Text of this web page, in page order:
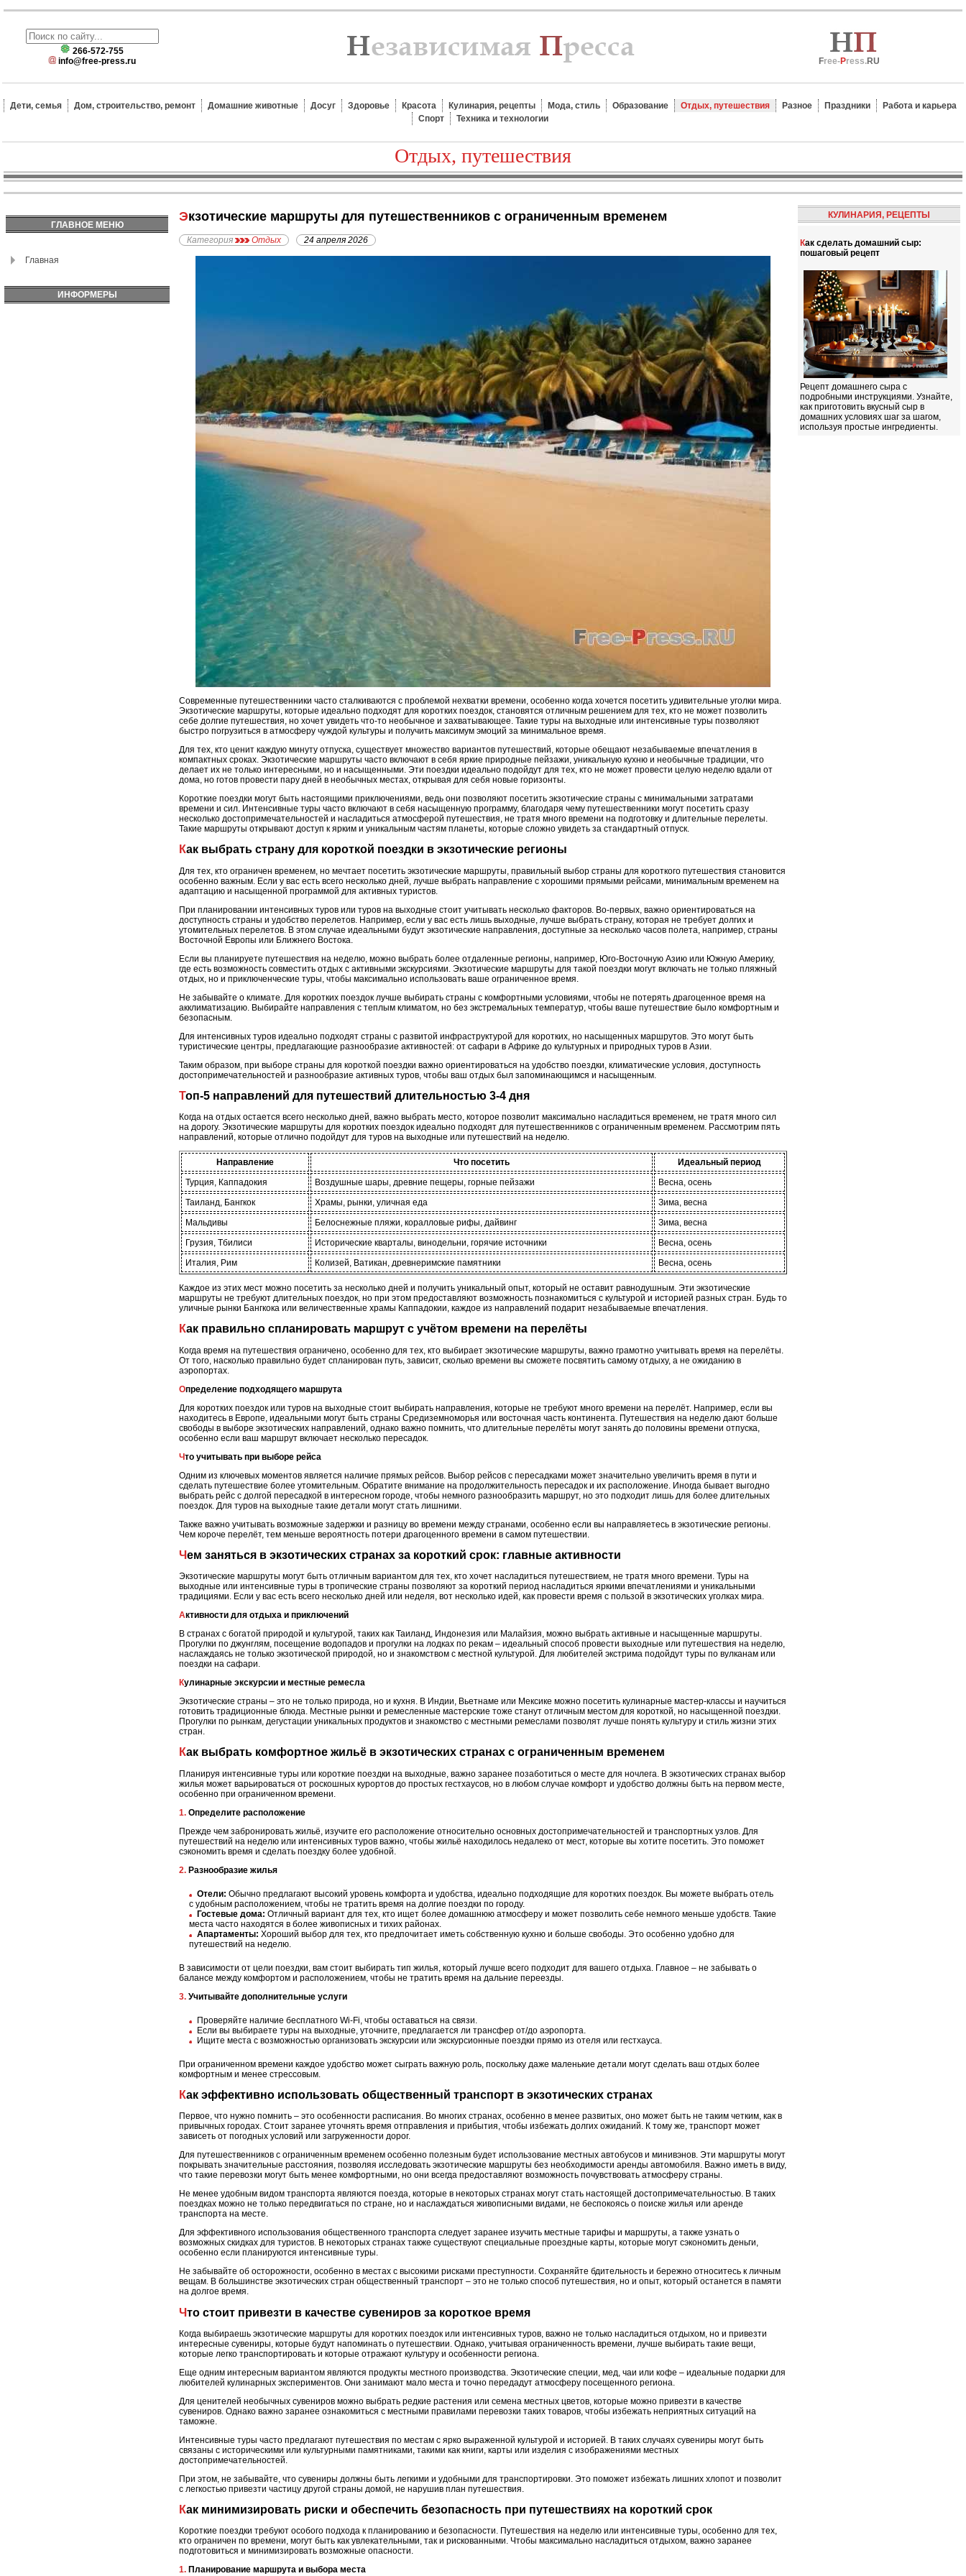
266-572-755
info@free-press.ru
Free-Press.RU
Дети, семья Дом, строительство, ремонт Домашние животные Досуг Здоровье Красота Кулинария, рецепты Мода, стиль Образование Отдых, путешествия Разное Праздники
Работа и карьера
Спорт
Техника и технологии
Отдых, путешествия
ГЛАВНОЕ МЕНЮ
Главная
ИНФОРМЕРЫ
Экзотические маршруты для путешественников с ограниченным временем
Категория Отдых 24 апреля 2026
Современные путешественники часто сталкиваются с проблемой нехватки времени, особенно когда хочется посетить удивительные уголки мира.
Экзотические маршруты, которые идеально подходят для коротких поездок, становятся отличным решением для тех, кто не может позволить
себе долгие путешествия, но хочет увидеть что-то необычное и захватывающее. Такие туры на выходные или интенсивные туры позволяют
быстро погрузиться в атмосферу чуждой культуры и получить максимум эмоций за минимальное время.
Для тех, кто ценит каждую минуту отпуска, существует множество вариантов путешествий, которые обещают незабываемые впечатления в
компактных сроках. Экзотические маршруты часто включают в себя яркие природные пейзажи, уникальную кухню и необычные традиции, что
делает их не только интересными, но и насыщенными. Эти поездки идеально подойдут для тех, кто не может провести целую неделю вдали от
дома, но готов провести пару дней в необычных местах, открывая для себя новые горизонты.
Короткие поездки могут быть настоящими приключениями, ведь они позволяют посетить экзотические страны с минимальными затратами
времени и сил. Интенсивные туры часто включают в себя насыщенную программу, благодаря чему путешественники могут посетить сразу
несколько достопримечательностей и насладиться атмосферой путешествия, не тратя много времени на подготовку и длительные перелеты.
Такие маршруты открывают доступ к ярким и уникальным частям планеты, которые сложно увидеть за стандартный отпуск.
Как выбрать страну для короткой поездки в экзотические регионы
Для тех, кто ограничен временем, но мечтает посетить экзотические маршруты, правильный выбор страны для короткого путешествия становится
особенно важным. Если у вас есть всего несколько дней, лучше выбрать направление с хорошими прямыми рейсами, минимальным временем на
адаптацию и насыщенной программой для активных туристов.
При планировании интенсивных туров или туров на выходные стоит учитывать несколько факторов. Во-первых, важно ориентироваться на
доступность страны и удобство перелетов. Например, если у вас есть лишь выходные, лучше выбрать страну, которая не требует долгих и
утомительных перелетов. В этом случае идеальными будут экзотические направления, доступные за несколько часов полета, например, страны
Восточной Европы или Ближнего Востока.
Если вы планируете путешествия на неделю, можно выбрать более отдаленные регионы, например, Юго-Восточную Азию или Южную Америку,
где есть возможность совместить отдых с активными экскурсиями. Экзотические маршруты для такой поездки могут включать не только пляжный
отдых, но и приключенческие туры, чтобы максимально использовать ваше ограниченное время.
Не забывайте о климате. Для коротких поездок лучше выбирать страны с комфортными условиями, чтобы не потерять драгоценное время на
акклиматизацию. Выбирайте направления с теплым климатом, но без экстремальных температур, чтобы ваше путешествие было комфортным и
безопасным.
Для интенсивных туров идеально подходят страны с развитой инфраструктурой для коротких, но насыщенных маршрутов. Это могут быть
туристические центры, предлагающие разнообразие активностей: от сафари в Африке до культурных и природных туров в Азии.
Таким образом, при выборе страны для короткой поездки важно ориентироваться на удобство поездки, климатические условия, доступность
достопримечательностей и разнообразие активных туров, чтобы ваш отдых был запоминающимся и насыщенным.
Топ-5 направлений для путешествий длительностью 3-4 дня
Когда на отдых остается всего несколько дней, важно выбрать место, которое позволит максимально насладиться временем, не тратя много сил
на дорогу. Экзотические маршруты для коротких поездок идеально подходят для путешественников с ограниченным временем. Рассмотрим пять
направлений, которые отлично подойдут для туров на выходные или путешествий на неделю.
Направление Что посетить
Идеальный период
Турция, Каппадокия
Воздушные шары, древние пещеры, горные пейзажи
Весна, осень
Таиланд, Бангкок
Храмы, рынки, уличная еда
Зима, весна
Мальдивы
Белоснежные пляжи, коралловые рифы, дайвинг
Зима, весна
Грузия, Тбилиси
Исторические кварталы, винодельни, горячие источники
Весна, осень
Италия, Рим
Колизей, Ватикан, древнеримские памятники Весна, осень
Каждое из этих мест можно посетить за несколько дней и получить уникальный опыт, который не оставит равнодушным. Эти экзотические
маршруты не требуют длительных поездок, но при этом предоставляют возможность познакомиться с культурой и историей разных стран. Будь то
уличные рынки Бангкока или величественные храмы Каппадокии, каждое из направлений подарит незабываемые впечатления.
Как правильно спланировать маршрут с учётом времени на перелёты
Когда время на путешествия ограничено, особенно для тех, кто выбирает экзотические маршруты, важно грамотно учитывать время на перелёты.
От того, насколько правильно будет спланирован путь, зависит, сколько времени вы сможете посвятить самому отдыху, а не ожиданию в
аэропортах.
Определение подходящего маршрута
Для коротких поездок или туров на выходные стоит выбирать направления, которые не требуют много времени на перелёт. Например, если вы
находитесь в Европе, идеальными могут быть страны Средиземноморья или восточная часть континента. Путешествия на неделю дают больше
свободы в выборе экзотических направлений, однако важно помнить, что длительные перелёты могут занять до половины времени отпуска,
особенно если ваш маршрут включает несколько пересадок.
Что учитывать при выборе рейса
Одним из ключевых моментов является наличие прямых рейсов. Выбор рейсов с пересадками может значительно увеличить время в пути и
сделать путешествие более утомительным. Обратите внимание на продолжительность пересадок и их расположение. Иногда бывает выгодно
выбрать рейс с долгой пересадкой в интересном городе, чтобы немного разнообразить маршрут, но это подходит лишь для более длительных
поездок. Для туров на выходные такие детали могут стать лишними.
Также важно учитывать возможные задержки и разницу во времени между странами, особенно если вы направляетесь в экзотические регионы.
Чем короче перелёт, тем меньше вероятность потери драгоценного времени в самом путешествии.
Чем заняться в экзотических странах за короткий срок: главные активности
Экзотические маршруты могут быть отличным вариантом для тех, кто хочет насладиться путешествием, не тратя много времени. Туры на
выходные или интенсивные туры в тропические страны позволяют за короткий период насладиться яркими впечатлениями и уникальными
традициями. Если у вас есть всего несколько дней или неделя, вот несколько идей, как провести время с пользой в экзотических уголках мира.
Активности для отдыха и приключений
В странах с богатой природой и культурой, таких как Таиланд, Индонезия или Малайзия, можно выбрать активные и насыщенные маршруты.
Прогулки по джунглям, посещение водопадов и прогулки на лодках по рекам – идеальный способ провести выходные или путешествия на неделю,
наслаждаясь не только экзотической природой, но и знакомством с местной культурой. Для любителей экстрима подойдут туры по вулканам или
поездки на сафари.
Кулинарные экскурсии и местные ремесла
Экзотические страны – это не только природа, но и кухня. В Индии, Вьетнаме или Мексике можно посетить кулинарные мастер-классы и научиться
готовить традиционные блюда. Местные рынки и ремесленные мастерские тоже станут отличным местом для короткой, но насыщенной поездки.
Прогулки по рынкам, дегустации уникальных продуктов и знакомство с местными ремеслами позволят лучше понять культуру и стиль жизни этих
стран.
Как выбрать комфортное жильё в экзотических странах с ограниченным временем
Планируя интенсивные туры или короткие поездки на выходные, важно заранее позаботиться о месте для ночлега. В экзотических странах выбор
жилья может варьироваться от роскошных курортов до простых гестхаусов, но в любом случае комфорт и удобство должны быть на первом месте,
особенно при ограниченном времени.
1. Определите расположение
Прежде чем забронировать жильё, изучите его расположение относительно основных достопримечательностей и транспортных узлов. Для
путешествий на неделю или интенсивных туров важно, чтобы жильё находилось недалеко от мест, которые вы хотите посетить. Это поможет
сэкономить время и сделать поездку более удобной.
2. Разнообразие жилья
Отели: Обычно предлагают высокий уровень комфорта и удобства, идеально подходящие для коротких поездок. Вы можете выбрать отель
с удобным расположением, чтобы не тратить время на долгие поездки по городу.
Гостевые дома: Отличный вариант для тех, кто ищет более домашнюю атмосферу и может позволить себе немного меньше удобств. Такие
места часто находятся в более живописных и тихих районах.
Апартаменты: Хороший выбор для тех, кто предпочитает иметь собственную кухню и больше свободы. Это особенно удобно для
путешествий на неделю.
В зависимости от цели поездки, вам стоит выбирать тип жилья, который лучше всего подходит для вашего отдыха. Главное – не забывать о
балансе между комфортом и расположением, чтобы не тратить время на дальние переезды.
3. Учитывайте дополнительные услуги
Проверяйте наличие бесплатного Wi-Fi, чтобы оставаться на связи.
Если вы выбираете туры на выходные, уточните, предлагается ли трансфер от/до аэропорта.
Ищите места с возможностью организовать экскурсии или экскурсионные поездки прямо из отеля или гестхауса.
При ограниченном времени каждое удобство может сыграть важную роль, поскольку даже маленькие детали могут сделать ваш отдых более
комфортным и менее стрессовым.
Как эффективно использовать общественный транспорт в экзотических странах
Первое, что нужно помнить – это особенности расписания. Во многих странах, особенно в менее развитых, оно может быть не таким четким, как в
привычных городах. Стоит заранее уточнять время отправления и прибытия, чтобы избежать долгих ожиданий. К тому же, транспорт может
зависеть от погодных условий или загруженности дорог.
Для путешественников с ограниченным временем особенно полезным будет использование местных автобусов и минивэнов. Эти маршруты могут
покрывать значительные расстояния, позволяя исследовать экзотические маршруты без необходимости аренды автомобиля. Важно иметь в виду,
что такие перевозки могут быть менее комфортными, но они всегда предоставляют возможность почувствовать атмосферу страны.
Не менее удобным видом транспорта являются поезда, которые в некоторых странах могут стать настоящей достопримечательностью. В таких
поездках можно не только передвигаться по стране, но и наслаждаться живописными видами, не беспокоясь о поиске жилья или аренде
транспорта на месте.
Для эффективного использования общественного транспорта следует заранее изучить местные тарифы и маршруты, а также узнать о
возможных скидках для туристов. В некоторых странах также существуют специальные проездные карты, которые могут сэкономить деньги,
особенно если планируются интенсивные туры.
Не забывайте об осторожности, особенно в местах с высокими рисками преступности. Сохраняйте бдительность и бережно относитесь к личным
вещам. В большинстве экзотических стран общественный транспорт – это не только способ путешествия, но и опыт, который останется в памяти
на долгое время.
Что стоит привезти в качестве сувениров за короткое время
Когда выбираешь экзотические маршруты для коротких поездок или интенсивных туров, важно не только насладиться отдыхом, но и привезти
интересные сувениры, которые будут напоминать о путешествии. Однако, учитывая ограниченность времени, лучше выбирать такие вещи,
которые легко транспортировать и которые отражают культуру и особенности региона.
Еще одним интересным вариантом являются продукты местного производства. Экзотические специи, мед, чаи или кофе – идеальные подарки для
любителей кулинарных экспериментов. Они занимают мало места и точно передадут атмосферу посещенного региона.
Для ценителей необычных сувениров можно выбрать редкие растения или семена местных цветов, которые можно привезти в качестве
сувениров. Однако важно заранее ознакомиться с местными правилами перевозки таких товаров, чтобы избежать неприятных ситуаций на
таможне.
Интенсивные туры часто предлагают путешествия по местам с ярко выраженной культурой и историей. В таких случаях сувениры могут быть
связаны с историческими или культурными памятниками, такими как книги, карты или изделия с изображениями местных
достопримечательностей.
При этом, не забывайте, что сувениры должны быть легкими и удобными для транспортировки. Это поможет избежать лишних хлопот и позволит
с легкостью привезти частицу другой страны домой, не нарушив план путешествия.
Как минимизировать риски и обеспечить безопасность при путешествиях на короткий срок
Короткие поездки требуют особого подхода к планированию и безопасности. Путешествия на неделю или интенсивные туры, особенно для тех,
кто ограничен по времени, могут быть как увлекательными, так и рискованными. Чтобы максимально насладиться отдыхом, важно заранее
подготовиться и минимизировать возможные опасности.
1. Планирование маршрута и выбора места
КУЛИНАРИЯ, РЕЦЕПТЫ
Как сделать домашний сыр:
пошаговый рецепт
Рецепт домашнего сыра с
подробными инструкциями. Узнайте,
как приготовить вкусный сыр в
домашних условиях шаг за шагом,
используя простые ингредиенты.